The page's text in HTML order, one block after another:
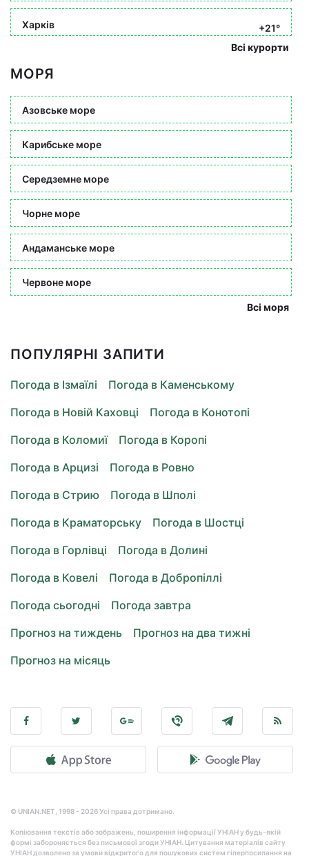
Харків
+21°
Всі курорти
МОРЯ
Азовське море
Карибське море
Середземне море
Чорне море
Андаманське море
Червоне море
Всі моря
ПОПУЛЯРНІ ЗАПИТИ
Погода в Ізмаїлі
Погода в Каменському
Погода в Новій Каховці
Погода в Конотопі
Погода в Коломиї
Погода в Коропі
Погода в Арцизі
Погода в Ровно
Погода в Стрию
Погода в Шполі
Погода в Краматорську
Погода в Шостці
Погода в Горлівці
Погода в Долині
Погода в Ковелі
Погода в Добропіллі
Погода сьогодні
Погода завтра
Прогноз на тиждень
Прогноз на два тижні
Прогноз на місяць
© UNIAN.NET, 1998 - 2026 Усі права дотримано.
Копіювання текстів або зображень, поширення інформації УНІАН у будь-якій
формі забороняється без письмової згоди УНІАН. Цитування матеріалів сайту
УНІАН дозволено за умови відкритого для пошукових систем гіперпосилання на